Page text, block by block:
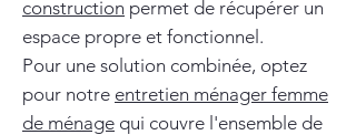
construction permet de récupérer un
espace propre et fonctionnel.
Pour une solution combinée, optez
pour notre entretien ménager femme
de ménage qui couvre l'ensemble de